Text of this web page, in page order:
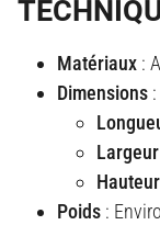
Matériaux :
Dimensions :
Largeur
Hauteur
Poids :